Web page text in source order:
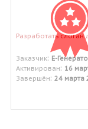
Разработать слоган
Заказчик: Е-
Активирован: 16
Завершён: 24 марта